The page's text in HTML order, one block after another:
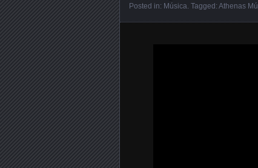
Posted in: Música . Tagged: Athenas